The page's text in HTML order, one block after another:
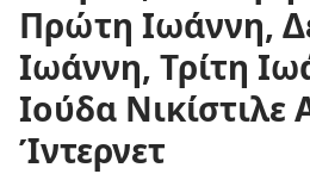
Πρώτη Ιωάννη,
Ιωάννη, Τρίτη
Ιούδα Νικίστιλε
Ίντερνετ